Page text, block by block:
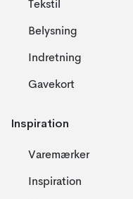
Tekstil
Belysning
Indretning
Gavekort
Inspiration
Varemærker
Inspiration